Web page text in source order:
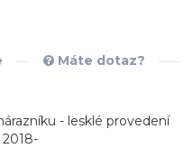
Máte dotaz?
- lesklé provedení